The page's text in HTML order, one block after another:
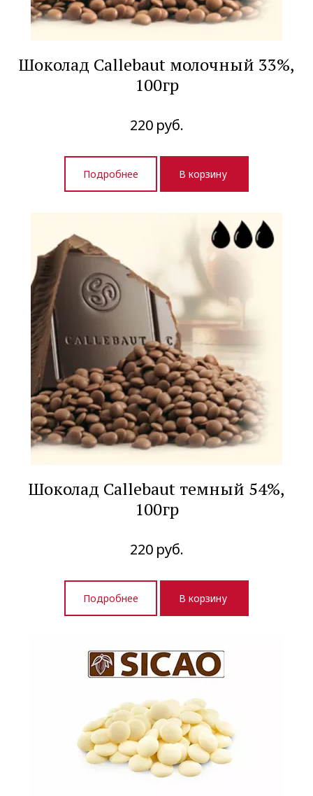
Шоколад Callebaut молочный 33%,
100гр
220 руб.
Подробнее В корзину
Шоколад Callebaut темный 54%,
100гр
220 руб.
Подробнее В корзину